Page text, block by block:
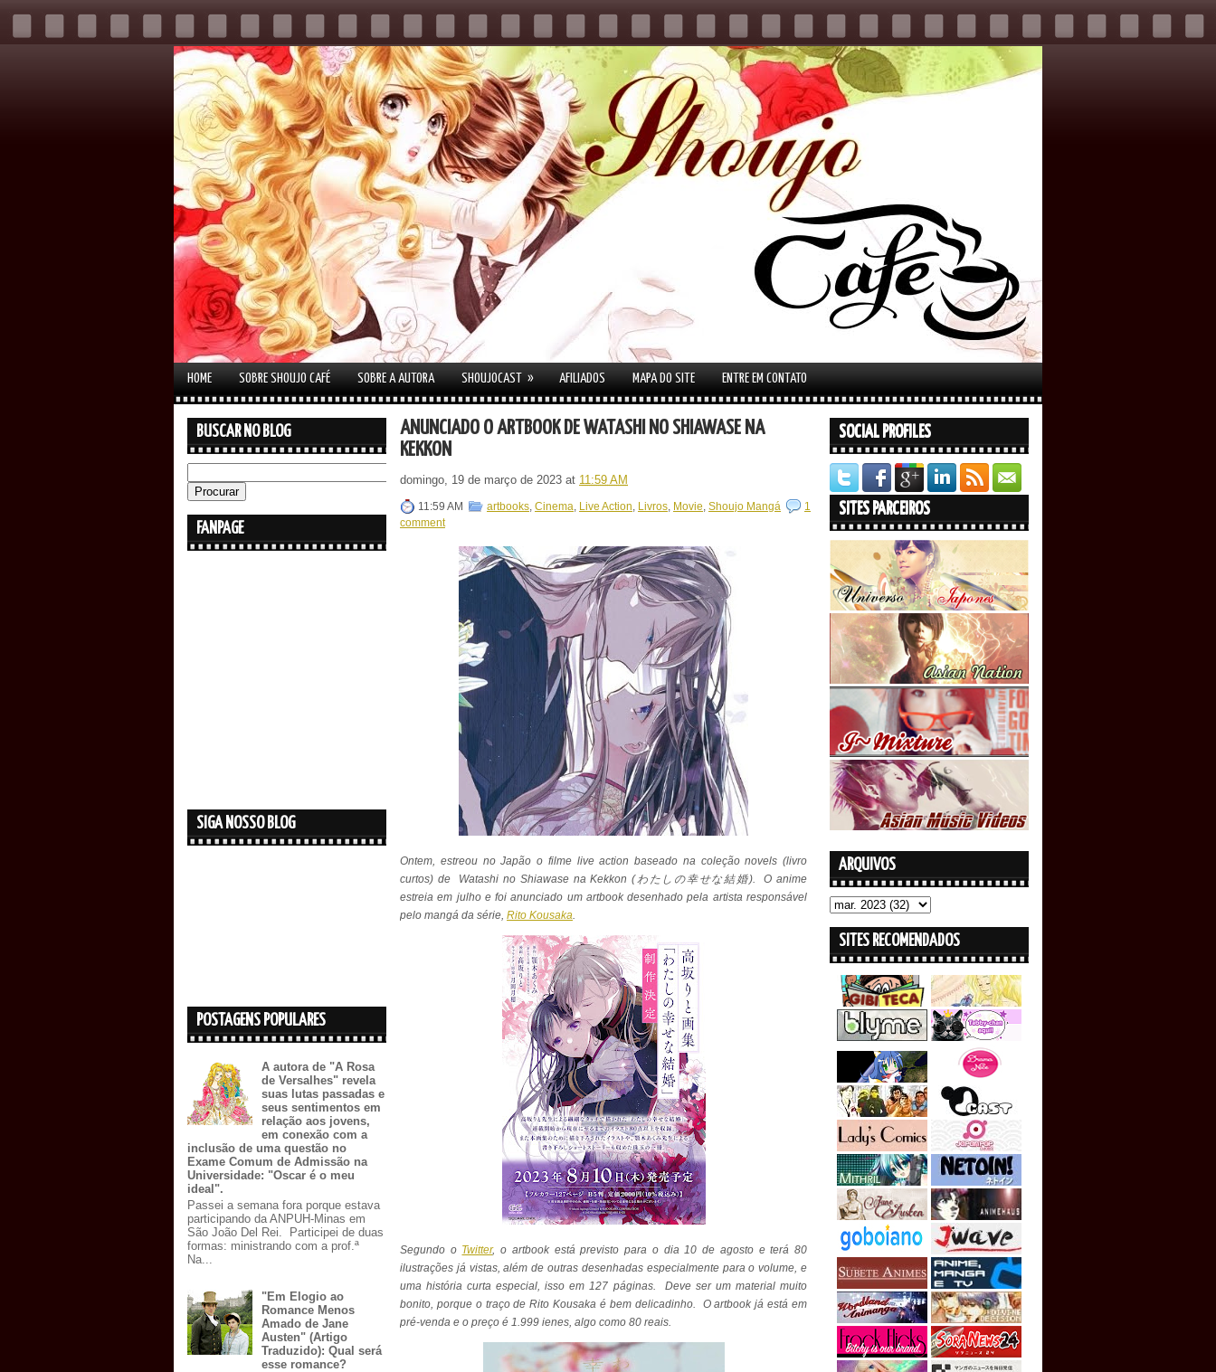
HOME SOBRE SHOUJO CAFÉ SOBRE A AUTORA SHOUJOCAST » AFILIADOS MAPA DO SITE ENTRE EM CONTATO
BUSCAR NO BLOG
FANPAGE
SIGA NOSSO BLOG
POSTAGENS POPULARES
A autora de "A Rosa
de Versalhes" revela
suas lutas passadas e
seus sentimentos em
relação aos jovens,
em conexão com a
inclusão de uma questão no
Exame Comum de Admissão na
Universidade: "Oscar é o meu
ideal".
Passei a semana fora porque estava
participando da ANPUH-Minas em
São João Del Rei. Participei de duas
formas: ministrando com a prof.ª
Na...
"Em Elogio ao
Romance Menos
Amado de Jane
Austen" (Artigo
Traduzido): Qual será
esse romance?
ANUNCIADO O ARTBOOK DE WATASHI NO SHIAWASE NA
KEKKON
domingo, 19 de março de 2023 at 11:59 AM
11:59 AM artbooks, Cinema, Live Action, Livros, Movie, Shoujo Mangá
1
comment
Ontem, estreou no Japão o filme live action baseado na coleção novels (livro
curtos) de Watashi no Shiawase na Kekkon (わたしの幸せな結婚). O anime
estreia em julho e foi anunciado um artbook desenhado pela artista responsável
pelo mangá da série, Rito Kousaka.
Segundo o Twitter, o artbook está previsto para o dia 10 de agosto e terá 80
ilustrações já vistas, além de outras desenhadas especialmente para o volume, e
uma história curta especial, isso em 127 páginas. Deve ser um material muito
bonito, porque o traço de Rito Kousaka é bem delicadinho. O artbook já está em
pré-venda e o preço é 1.999 ienes, algo como 80 reais.
SOCIAL PROFILES
SITES PARCEIROS
ARQUIVOS
SITES RECOMENDADOS